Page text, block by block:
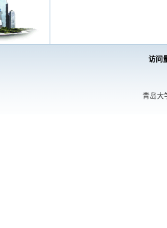
访问
青岛大